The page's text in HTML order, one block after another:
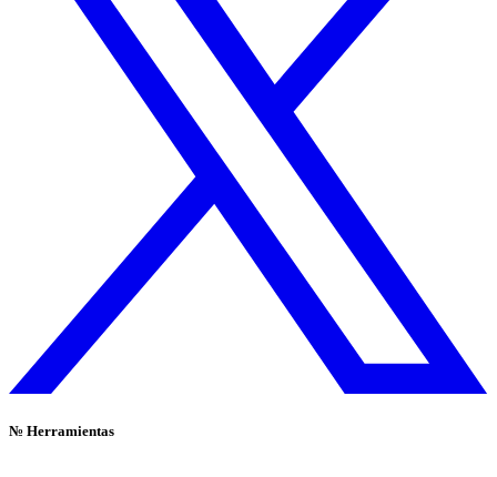
№ Herramientas